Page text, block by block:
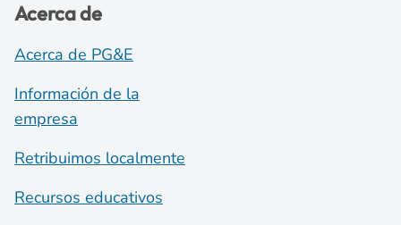
Acerca de
Acerca de PG&E
Información de la
empresa
Retribuimos localmente
Recursos educativos